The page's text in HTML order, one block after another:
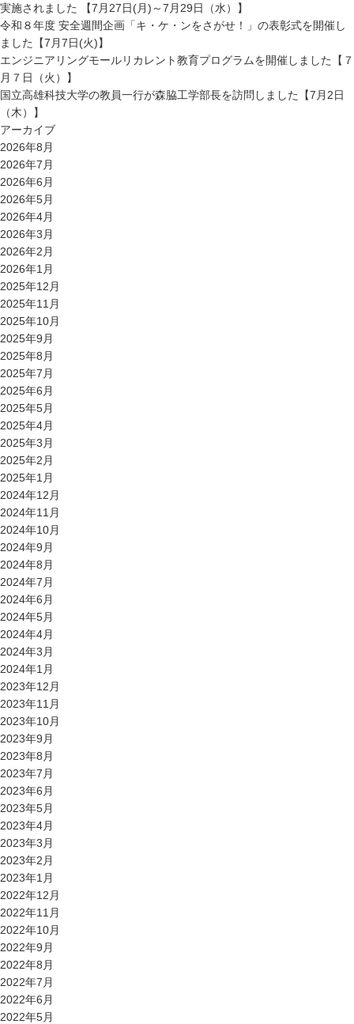
実施されました 【7月27日(月)～7月29日（水）】
令和８年度 安全週間企画「キ・ケ・ンをさがせ！」の表彰式を開催し
ました【7月7日(火)】
エンジニアリングモールリカレント教育プログラムを開催しました【７
月７日（火）】
国立高雄科技大学の教員一行が森脇工学部長を訪問しました【7月2日
（木）】
アーカイブ
2026年8月
2026年7月
2026年6月
2026年5月
2026年4月
2026年3月
2026年2月
2026年1月
2025年12月
2025年11月
2025年10月
2025年9月
2025年8月
2025年7月
2025年6月
2025年5月
2025年4月
2025年3月
2025年2月
2025年1月
2024年12月
2024年11月
2024年10月
2024年9月
2024年8月
2024年7月
2024年6月
2024年5月
2024年4月
2024年3月
2024年1月
2023年12月
2023年11月
2023年10月
2023年9月
2023年8月
2023年7月
2023年6月
2023年5月
2023年4月
2023年3月
2023年2月
2023年1月
2022年12月
2022年11月
2022年10月
2022年9月
2022年8月
2022年7月
2022年6月
2022年5月